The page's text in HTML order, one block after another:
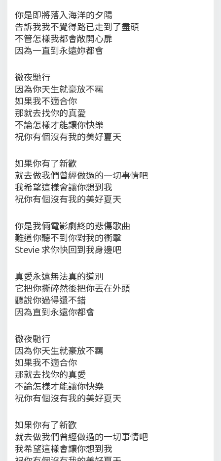
你是即將落入海洋的夕陽
告訴我我不覺得路已走到了盡頭
不管怎樣我都會敞開心扉
因為一直到永遠妳都會
徹夜馳行
因為你天生就豪放不羈
如果我不適合你
那就去找你的真愛
不論怎樣才能讓你快樂
祝你有個沒有我的美好夏天
如果你有了新歡
就去做我們曾經做過的一切事情吧
我希望這樣會讓你想到我
祝你有個沒有我的美好夏天
你是我倆電影劇終的悲傷歌曲
難道你聽不到你對我的衝擊
Stevie 求你快回到我身邊吧
真愛永遠無法真的道別
它把你撕碎然後把你丟在外頭
聽說你過得還不錯
因為直到永遠你都會
徹夜馳行
因為你天生就豪放不羈
如果我不適合你
那就去找你的真愛
不論怎樣才能讓你快樂
祝你有個沒有我的美好夏天
如果你有了新歡
就去做我們曾經做過的一切事情吧
我希望這樣會讓你想到我